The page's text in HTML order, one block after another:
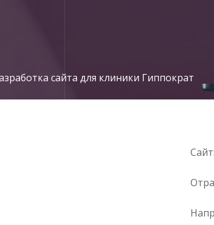
сайта для клиники Гиппократ
Сайт: